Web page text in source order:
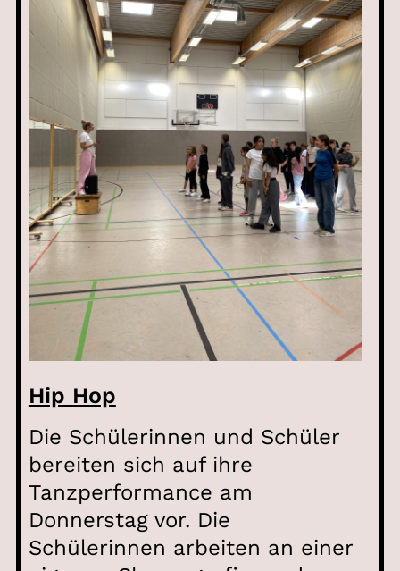
Hip Hop
Die Schülerinnen und Schüler
bereiten sich auf ihre
Tanzperformance am
Donnerstag vor. Die
Schülerinnen arbeiten an einer